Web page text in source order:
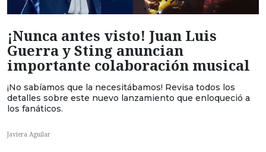
¡Nunca antes visto! Juan Luis
Guerra y Sting anuncian
importante colaboración musical
¡No sabíamos que la necesitábamos! Revisa todos los
detalles sobre este nuevo lanzamiento que enloqueció a
los fanáticos.
Javiera Aguilar